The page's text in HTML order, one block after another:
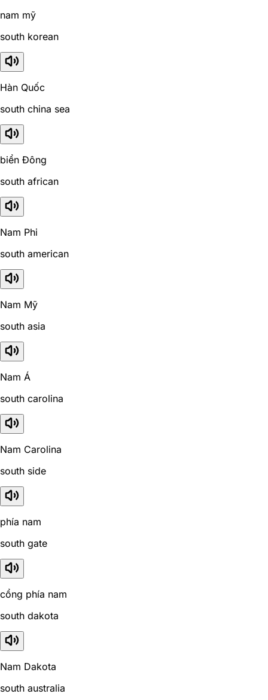
nam mỹ
south korean
Hàn Quốc
south china sea
biển Đông
south african
Nam Phi
south american
Nam Mỹ
south asia
Nam Á
south carolina
Nam Carolina
south side
phía nam
south gate
cổng phía nam
south dakota
Nam Dakota
south australia